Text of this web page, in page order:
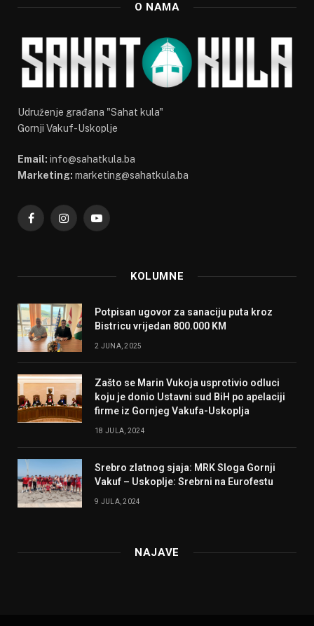
O NAMA
Udruženje građana "Sahat kula"
Gornji Vakuf-Uskoplje
Email: info@sahatkula.ba
Marketing: marketing@sahatkula.ba
FacebookInstagramYouTube
KOLUMNE
Potpisan ugovor za sanaciju puta kroz
Bistricu vrijedan 800.000 KM
2 JUNA, 2025
Zašto se Marin Vukoja usprotivio odluci
koju je donio Ustavni sud BiH po apelaciji
firme iz Gornjeg Vakufa-Uskoplja
18 JULA, 2024
Srebro zlatnog sjaja: MRK Sloga Gornji
Vakuf – Uskoplje: Srebrni na Eurofestu
9 JULA, 2024
NAJAVE